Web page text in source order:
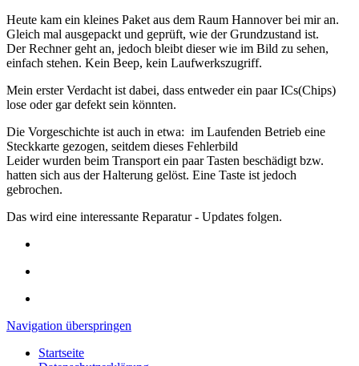
Heute kam ein kleines Paket aus dem Raum Hannover bei mir an.
Gleich mal ausgepackt und geprüft, wie der Grundzustand ist.
Der Rechner geht an, jedoch bleibt dieser wie im Bild zu sehen,
einfach stehen. Kein Beep, kein Laufwerkszugriff.
Mein erster Verdacht ist dabei, dass entweder ein paar ICs(Chips)
lose oder gar defekt sein könnten.
Die Vorgeschichte ist auch in etwa: im Laufenden Betrieb eine
Steckkarte gezogen, seitdem dieses Fehlerbild
Leider wurden beim Transport ein paar Tasten beschädigt bzw.
hatten sich aus der Halterung gelöst. Eine Taste ist jedoch
gebrochen.
Das wird eine interessante Reparatur - Updates folgen.
Navigation überspringen
Startseite